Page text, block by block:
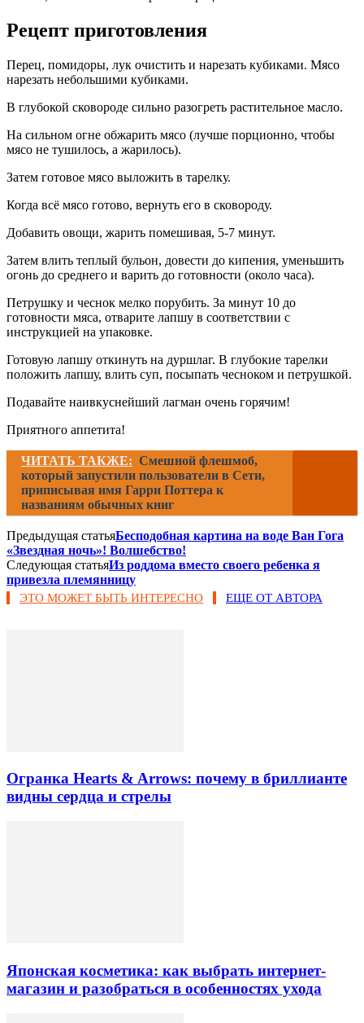
Рецепт приготовления
Перец, помидоры, лук очистить и нарезать кубиками. Мясо
нарезать небольшими кубиками.
В глубокой сковороде сильно разогреть растительное масло.
На сильном огне обжарить мясо (лучше порционно, чтобы
мясо не тушилось, а жарилось).
Затем готовое мясо выложить в тарелку.
Когда всё мясо готово, вернуть его в сковороду.
Добавить овощи, жарить помешивая, 5-7 минут.
Затем влить теплый бульон, довести до кипения, уменьшить
огонь до среднего и варить до готовности (около часа).
Петрушку и чеснок мелко порубить. За минут 10 до
готовности мяса, отварите лапшу в соответствии с
инструкцией на упаковке.
Готовую лапшу откинуть на дуршлаг. В глубокие тарелки
положить лапшу, влить суп, посыпать чесноком и петрушкой.
Подавайте наивкуснейший лагман очень горячим!
Приятного аппетита!
ЧИТАТЬ ТАКЖЕ: Смешной флешмоб,
который запустили пользователи в Сети,
приписывая имя Гарри Поттера к
названиям обычных книг
Предыдущая статьяБесподобная картина на воде Ван Гога
«Звездная ночь»! Волшебство!
Следующая статьяИз роддома вместо своего ребенка я
привезла племянницу
ЭТО МОЖЕТ БЫТЬ ИНТЕРЕСНО ЕЩЕ ОТ АВТОРА
Огранка Hearts & Arrows: почему в бриллианте
видны сердца и стрелы
Японская косметика: как выбрать интернет-
магазин и разобраться в особенностях ухода